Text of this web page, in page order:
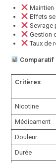
Maintien
Effets
Sevrage
Gestion
Taux de
Critères
Nicotine
Médicament
Douleur
Durée